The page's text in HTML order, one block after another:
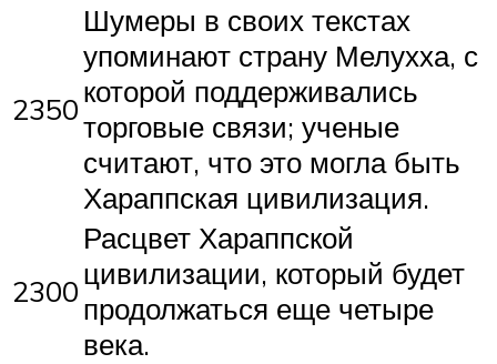
2350
Шумеры в своих текстах
упоминают страну Мелухха, с
которой поддерживались
торговые связи; ученые
считают, что это могла быть
Хараппская цивилизация.
2300
Расцвет Хараппской
цивилизации, который будет
продолжаться еще четыре
века.